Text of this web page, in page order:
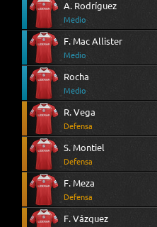
A. Rodríguez
Medio
F. Mac Allister
Medio
Rocha
Medio
R. Vega
Defensa
S. Montiel
Defensa
F. Meza
Defensa
F. Vázquez